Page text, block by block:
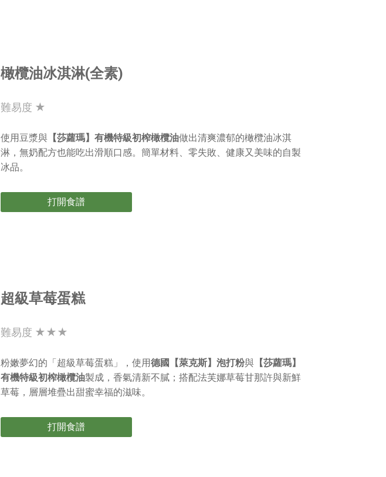
橄欖油冰淇淋(全素)
難易度 ★
使用豆漿與 【莎蘿瑪】有機特級初榨橄欖油做出清爽濃郁的橄欖油冰淇
淋，無奶配方也能吃出滑順口感。簡單材料、零失敗、健康又美味的自製
冰品。
打開食譜
超級草莓蛋糕
難易度 ★★★
粉嫩夢幻的「超級草莓蛋糕」，使用德國【萊克斯】泡打粉與 【莎蘿瑪】
有機特級初榨橄欖油製成，香氣清新不膩；搭配法芙娜草莓甘那許與新鮮
草莓，層層堆疊出甜蜜幸福的滋味。
打開食譜